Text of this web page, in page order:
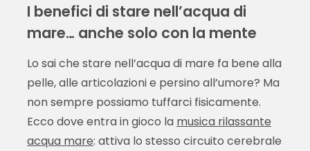
I benefici di stare nell’acqua di
mare… anche solo con la mente
Lo sai che stare nell’acqua di mare fa bene alla
pelle, alle articolazioni e persino all’umore? Ma
non sempre possiamo tuffarci fisicamente.
Ecco dove entra in gioco la musica rilassante
acqua mare: attiva lo stesso circuito cerebrale